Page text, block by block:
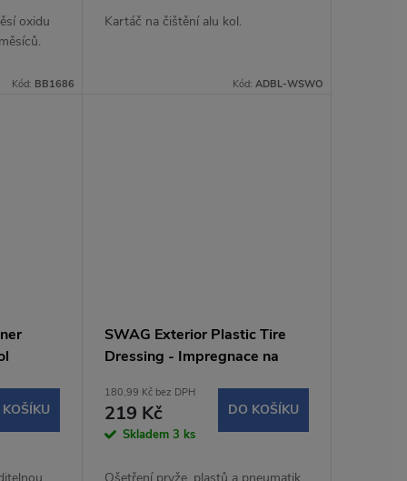
oxidu
Kód: BB1686
Kartáč na čištění alu kol.
Kód: ADBL-WSWO
SWAG Exterior Plastic Tire
Dressing - Impregnace na
180,99 Kč bez DPH
219 Kč
Skladem 3 ks
DO KOŠÍKU